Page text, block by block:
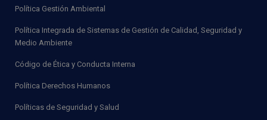
Política Gestión Ambiental
Política Integrada de Sistemas de Gestión de Calidad, Seguridad y
Medio Ambiente
Código de Ética y Conducta Interna
Política Derechos Humanos
Políticas de Seguridad y Salud